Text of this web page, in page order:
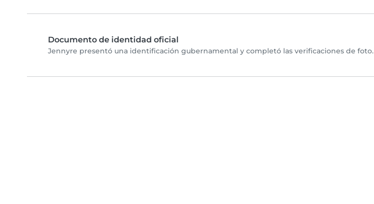
Documento de identidad oficial
Jennyre presentó una identificación gubernamental y completó las verificaciones de foto.